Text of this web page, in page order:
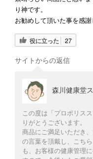
り神です。
お勧めして頂いた事を感謝
役に立った 27
サイトからの返信
森川健康堂
この度は「プロポリス
りがとうございます。
商品にご満足いただき
の言葉を頂戴し、こち
も、お客様の健康管理